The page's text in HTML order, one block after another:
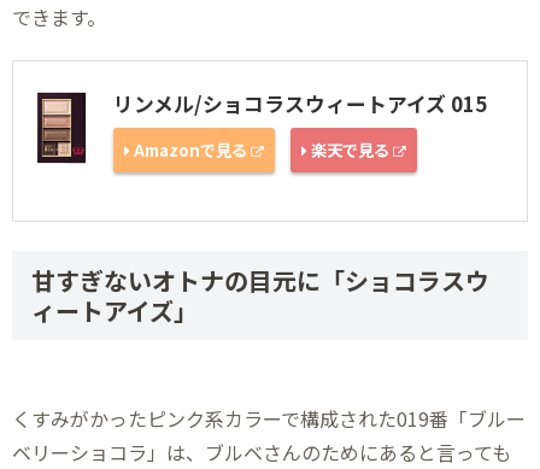
できます。
リンメル/ショコラスウィートアイズ 015
Amazonで見る 楽天で見る
甘すぎないオトナの目元に「ショコラスウ
ィートアイズ」
くすみがかったピンク系カラーで構成された019番「ブルー
ベリーショコラ」は、ブルベさんのためにあると言っても